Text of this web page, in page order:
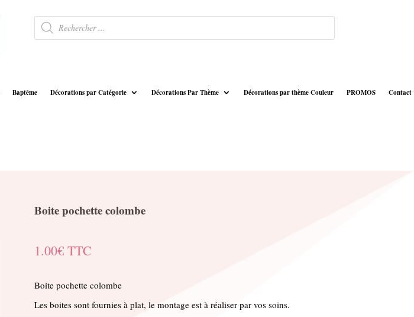
Recherche
de
produits
Baptême Décorations par Catégorie Décorations Par Thème Décorations par thème Couleur PROMOS Contact
Boite pochette colombe
1.00€ TTC
Boite pochette colombe
Les boites sont fournies à plat, le montage est à réaliser par vos soins.